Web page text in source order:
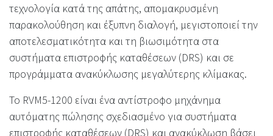
τεχνολογία κατά της απάτης, απομακρυσμένη
παρακολούθηση και έξυπνη διαλογή, μεγιστοποιεί την
αποτελεσματικότητα και τη βιωσιμότητα στα
συστήματα επιστροφής καταθέσεων (DRS) και σε
προγράμματα ανακύκλωσης μεγαλύτερης κλίμακας.
Το RVM5-1200 είναι ένα αντίστροφο μηχάνημα
αυτόματης πώλησης σχεδιασμένο για συστήματα
επιστροφής καταθέσεων (DRS) και ανακύκλωση βάσει